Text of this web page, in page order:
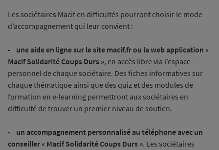
Les sociétaires Macif en difficultés pourront choisir le mode
d’accompagnement qui leur convient :
- une aide en ligne sur le site macif.fr ou la web application «
Macif Solidarité Coups Durs », en accès libre via l’espace
personnel de chaque sociétaire. Des fiches informatives sur
chaque thématique ainsi que des quiz et des modules de
formation en e-learning permettront aux sociétaires en
difficulté de trouver un premier niveau de soutien.
- un accompagnement personnalisé au téléphone avec un
conseiller « Macif Solidarité Coups Durs ». Les sociétaires